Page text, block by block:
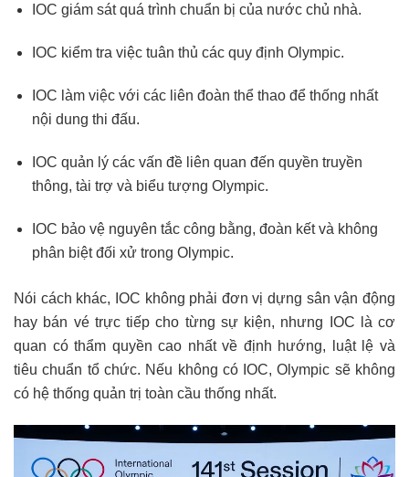
IOC giám sát quá trình chuẩn bị của nước chủ nhà.
IOC kiểm tra việc tuân thủ các quy định Olympic.
IOC làm việc với các liên đoàn thể thao để thống nhất
nội dung thi đấu.
IOC quản lý các vấn đề liên quan đến quyền truyền
thông, tài trợ và biểu tượng Olympic.
IOC bảo vệ nguyên tắc công bằng, đoàn kết và không
phân biệt đối xử trong Olympic.
Nói cách khác, IOC không phải đơn vị dựng sân vận động
hay bán vé trực tiếp cho từng sự kiện, nhưng IOC là cơ
quan có thẩm quyền cao nhất về định hướng, luật lệ và
tiêu chuẩn tổ chức. Nếu không có IOC, Olympic sẽ không
có hệ thống quản trị toàn cầu thống nhất.